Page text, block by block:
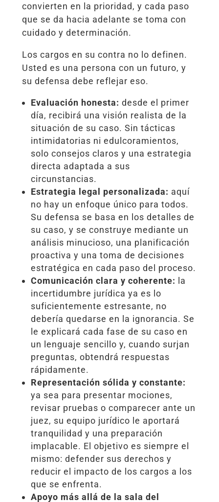
convierten en la prioridad, y cada paso
que se da hacia adelante se toma con
cuidado y determinación.
Los cargos en su contra no lo definen.
Usted es una persona con un futuro, y
su defensa debe reflejar eso.
Evaluación honesta: desde el primer
día, recibirá una visión realista de la
situación de su caso. Sin tácticas
intimidatorias ni edulcoramientos,
solo consejos claros y una estrategia
directa adaptada a sus
circunstancias.
Estrategia legal personalizada: aquí
no hay un enfoque único para todos.
Su defensa se basa en los detalles de
su caso, y se construye mediante un
análisis minucioso, una planificación
proactiva y una toma de decisiones
estratégica en cada paso del proceso.
Comunicación clara y coherente: la
incertidumbre jurídica ya es lo
suficientemente estresante, no
debería quedarse en la ignorancia. Se
le explicará cada fase de su caso en
un lenguaje sencillo y, cuando surjan
preguntas, obtendrá respuestas
rápidamente.
Representación sólida y constante:
ya sea para presentar mociones,
revisar pruebas o comparecer ante un
juez, su equipo jurídico le aportará
tranquilidad y una preparación
implacable. El objetivo es siempre el
mismo: defender sus derechos y
reducir el impacto de los cargos a los
que se enfrenta.
Apoyo más allá de la sala del